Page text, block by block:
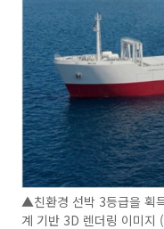
▲친환경 선박 3등급을 획
계 기반 3D 렌더링 이미지